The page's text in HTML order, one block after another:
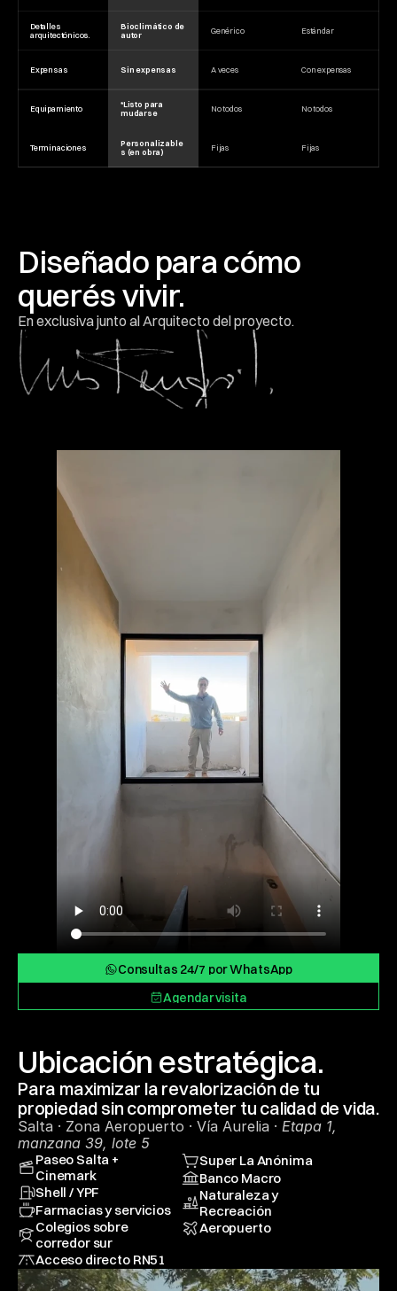
Detalles
arquitectónicos.
Bioclimático de
autor
Genérico Estándar
Expensas Sin expensas A veces Con expensas
Equipamiento
*Listo para
mudarse
No todos No todos
Terminaciones
Personalizable
s (en obra)
Fijas Fijas
Diseñado para cómo
querés vivir.
En exclusiva junto al Arquitecto del proyecto.
Consultas 24/7 por WhatsApp
Consultas 24/7 por WhatsApp
Agendar visita
Agendar visita
Ubicación estratégica.
Para maximizar la revalorización de tu
propiedad sin comprometer tu calidad de vida.
Salta · Zona Aeropuerto · Vía Aurelia · Etapa 1,
manzana 39, lote 5
Paseo Salta +
Cinemark
Shell / YPF
Farmacias y servicios
Colegios sobre
corredor sur
Acceso directo RN51
Super La Anónima
Banco Macro
Naturaleza y
Recreación
Aeropuerto